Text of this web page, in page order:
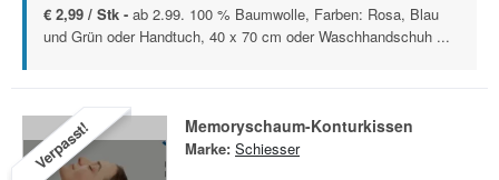
€ 2,99 / Stk - ab 2.99. 100 % Baumwolle, Farben: Rosa, Blau
und Grün oder Handtuch, 40 x 70 cm oder Waschhandschuh ...
Verpasst! Memoryschaum-Konturkissen
Marke: Schiesser